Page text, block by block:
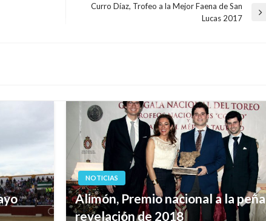
Curro Díaz, Trofeo a la Mejor Faena de San
Lucas 2017
NOTICIAS
Alimón, Premio nacional a la peña
revelación de 2018